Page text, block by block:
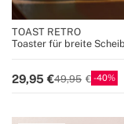
TOAST RETRO
Toaster für breite
29,95 49,95 40